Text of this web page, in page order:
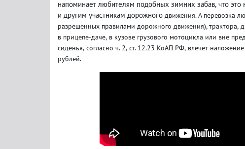
напоминает любителям подобных зимних забав, что это
и другим участникам дорожного движения. А перевозка
разрешенных правилами дорожного движения), трактора,
в прицепе-даче, в кузове грузового мотоцикла или вне
сиденья, согласно ч. 2, ст. 12.23 КоАП РФ, влечет наложение
рублей.